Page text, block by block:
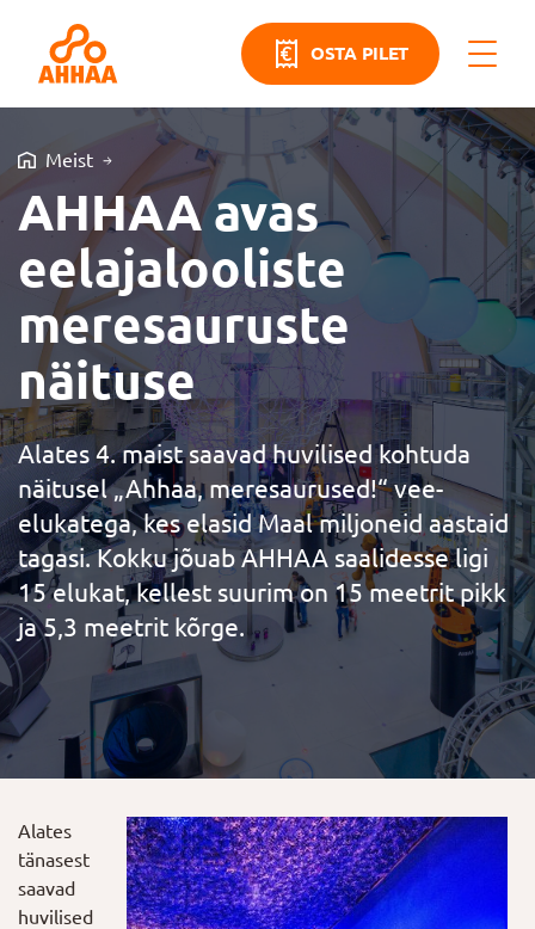
OSTA PILET
Meist
AHHAA avas
eelajalooliste
meresauruste
näituse
Alates 4. maist saavad huvilised kohtuda
näitusel „Ahhaa, meresaurused!“ vee-
elukatega, kes elasid Maal miljoneid aastaid
tagasi. Kokku jõuab AHHAA saalidesse ligi
15 elukat, kellest suurim on 15 meetrit pikk
ja 5,3 meetrit kõrge.
Alates
tänasest
saavad
huvilised